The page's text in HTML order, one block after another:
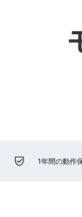
1年間の動作